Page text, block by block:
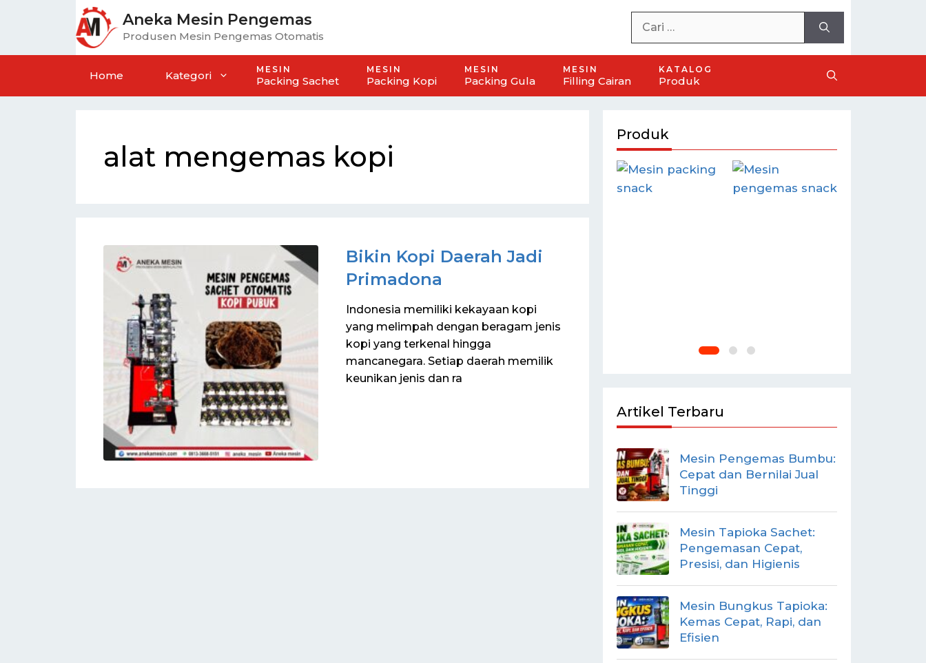
Aneka Mesin Pengemas
Produsen Mesin Pengemas Otomatis
Home Kategori MESIN
Packing Sachet
MESIN
Packing Kopi
MESIN
Packing Gula
MESIN
Filling Cairan
KATALOG
Produk
alat mengemas kopi
Bikin Kopi Daerah Jadi
Primadona
Indonesia memiliki kekayaan kopi
yang melimpah dengan beragam jenis
kopi yang terkenal hingga
mancanegara. Setiap daerah memilik
keunikan jenis dan ra
Produk
Artikel Terbaru
Mesin Pengemas Bumbu:
Cepat dan Bernilai Jual
Tinggi
Mesin Tapioka Sachet:
Pengemasan Cepat,
Presisi, dan Higienis
Mesin Bungkus Tapioka:
Kemas Cepat, Rapi, dan
Efisien